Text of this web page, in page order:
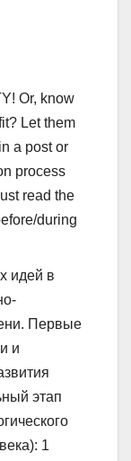
Or, know
Let them
a post or
process
read the
during
идей в
Первые
и
этап
1